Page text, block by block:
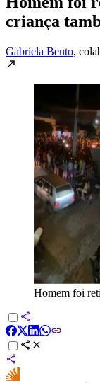
criança
Gabriela Bento,
Homem foi